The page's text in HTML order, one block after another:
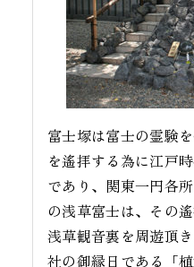
富士塚は富士の霊験
を遙拝する為に江戸
であり、関東一円各
の浅草富士は、その
浅草観音裏を周遊頂
社の御縁日である「